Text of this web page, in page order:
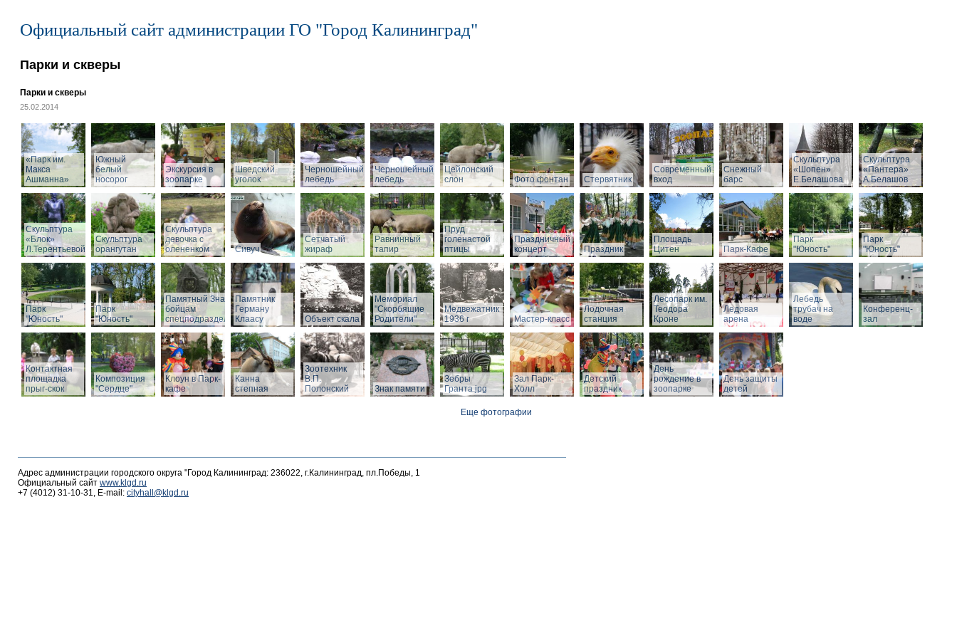
Официальный сайт администрации ГО "Город Калининград"
Парки и скверы
Парки и скверы
25.02.2014
«Парк им.
Макса
Ашманна»
Южный
белый
носорог
Экскурсия в
зоопарке
Шведский
уголок
Черношейный
лебедь
Черношейный
лебедь
Цейлонский
слон
Фото фонтан Стервятник
Современный
вход
Снежный
барс
Скульптура
«Шопен»
Е.Белашова
Скульптура
«Пантера»
А.Белашов
Скульптура
«Блок»
Л.Терентьевой
Скульптура
орангутан
Скульптура
девочка с
олененком
Сивуч
Сетчатый
жираф
Равнинный
тапир
Пруд
голенастой
птицы
Праздничный
концерт
Праздник
Площадь
Цитен
Парк-Кафе
Парк
"Юность"
Парк
"Юность"
Парк
"Юность"
Парк
"Юность"
Памятный Знак
бойцам
спецподразделений
Памятник
Герману
Клаасу
Объект скала
Мемориал
"Скорбящие
Родители"
Медвежатник
1936 г
Мастер-класс
Лодочная
станция
Лесопарк им.
Теодора
Кроне
Ледовая
арена
Лебедь
трубач на
воде
Конференц-
зал
Контактная
площадка
прыг-скок
Композиция
"Сердце"
Клоун в Парк-
кафе
Канна
степная
Зоотехник
В.П.
Полонский
Знак памяти
Зебры
Гранта.jpg
Зал Парк-
Холл
Детский
праздник
День
рождение в
зоопарке
День защиты
детей
Еще фотографии
Адрес администрации городского округа "Город Калининград: 236022, г.Калининград, пл.Победы, 1
Официальный сайт www.klgd.ru
+7 (4012) 31-10-31, E-mail: cityhall@klgd.ru